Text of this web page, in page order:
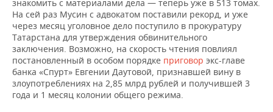
знакомить с материалами дела — теперь уже в 513 томах.
На сей раз Мусин с адвокатом поставили рекорд, и уже
через месяц уголовное дело поступило в прокуратуру
Татарстана для утверждения обвинительного
заключения. Возможно, на скорость чтения повлиял
постановленный в особом порядке приговор экс-главе
банка «Спурт» Евгении Даутовой, признавшей вину в
злоупотреблениях на 2,85 млрд рублей и получившей 3
года и 1 месяц колонии общего режима.